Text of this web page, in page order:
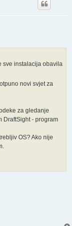
sve instalacija obavila
novi svjet za
za gledanje
DraftSight - program
OS? Ako nije